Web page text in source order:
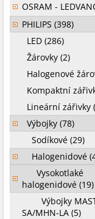
OSRAM -
PHILIPS (398)
LED (286)
Žárovky (2)
Halogenové
Kompaktní
Lineární zářivky
Výbojky (78)
Sodíkové (29)
Halogenidové
Vysokotlaké
halogenidové (19)
Výbojky
SA/MHN-LA (5)